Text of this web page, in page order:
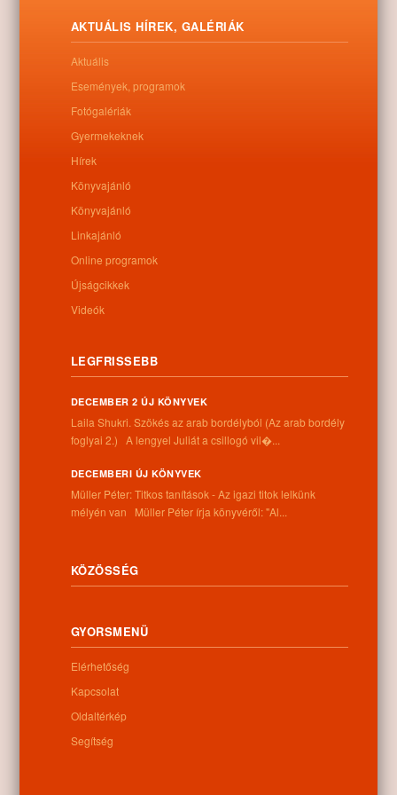
Letöltés
0
Kapcsolódó anyagok
Kategóriák:
Információk
4262 Nyíracsád, Kassai u. 4.
Telefon:
+36 52 206 031
Kedd: 9:00-12:00 13:00-16:30
Szerda: 9:00-12:00 13:00-16:30
Szombat: 9:00-12:00
Vasárnap: zárva
Hírlevél
AKTUÁLIS HÍREK, GALÉRIÁK
Aktuális
Események, programok
Fotógalériák
Gyermekeknek
Hírek
Könyvajánló
Könyvajánló
Linkajánló
Online programok
Újságcikkek
Videók
LEGFRISSEBB
DECEMBER 2 ÚJ KÖNYVEK
Laila Shukri. Szökés ​az arab bordélyból (Az arab bordély
foglyai 2.) A lengyel Juliát a csillogó vil�...
DECEMBERI ÚJ KÖNYVEK
Müller Péter: Titkos tanítások - Az igazi titok lelkünk
mélyén van Müller Péter írja könyvéről: "Al...
KÖZÖSSÉG
GYORSMENÜ
Elérhetőség
Kapcsolat
Oldaltérkép
Segítség